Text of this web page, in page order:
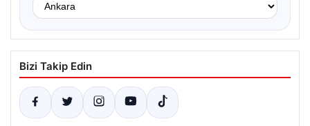
Bizi Takip Edin